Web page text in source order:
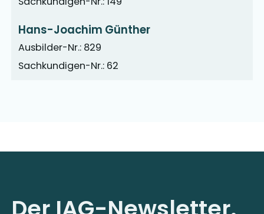
Hans-Joachim Günther
Ausbilder-Nr.: 829
Sachkundigen-Nr.: 62